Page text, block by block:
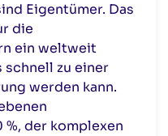
was Sie gewinnen und
oder auf Schweizer
Ihres
Eigentümer. Das
die
ein weltweit
schnell zu einer
werden kann.
der komplexen